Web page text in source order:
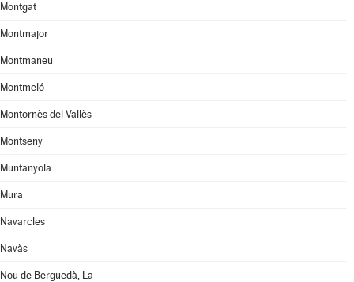
Montgat
Montmajor
Montmaneu
Montmeló
Montornès del Vallès
Montseny
Muntanyola
Mura
Navarcles
Navàs
Nou de Berguedà, La